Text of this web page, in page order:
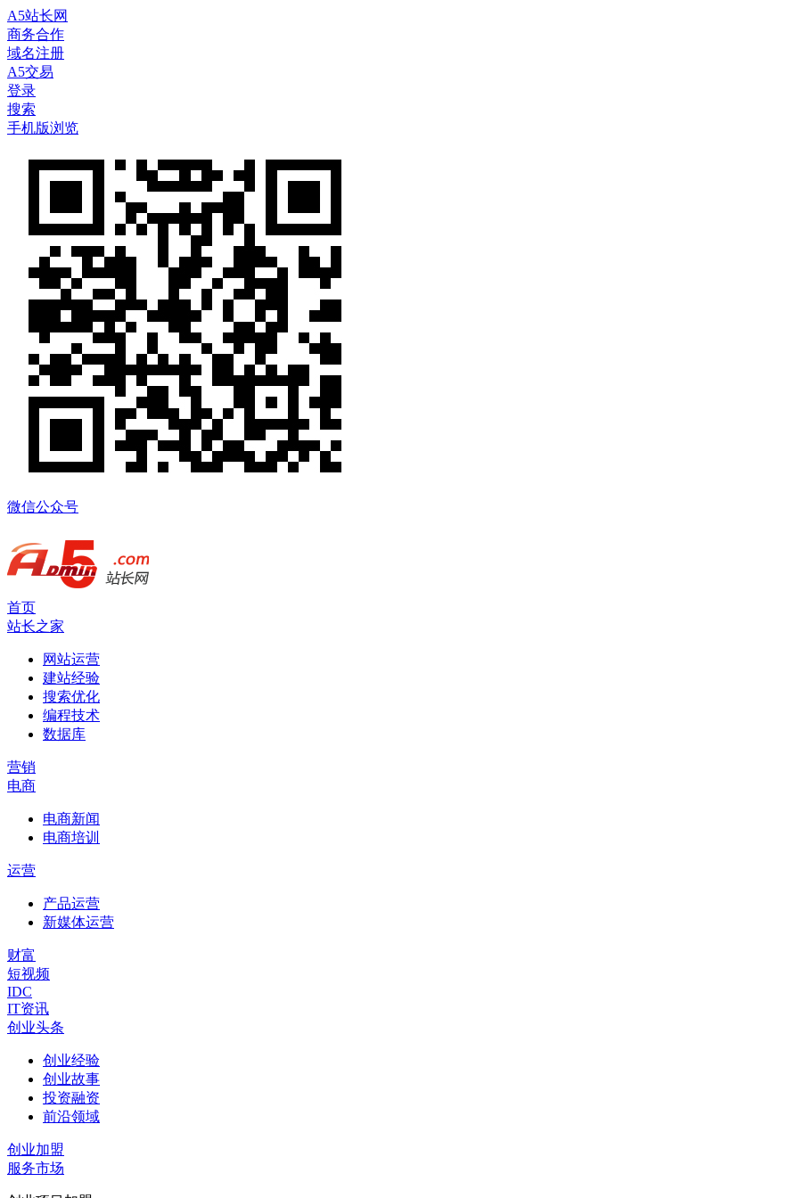
A5站长网
商务合作
域名注册
A5交易
登录
搜索
手机版浏览
微信公众号
首页
站长之家
网站运营
建站经验
搜索优化
编程技术
数据库
营销
电商
电商新闻
电商培训
运营
产品运营
新媒体运营
财富
短视频
IDC
IT资讯
创业头条
创业经验
创业故事
投资融资
前沿领域
创业加盟
服务市场